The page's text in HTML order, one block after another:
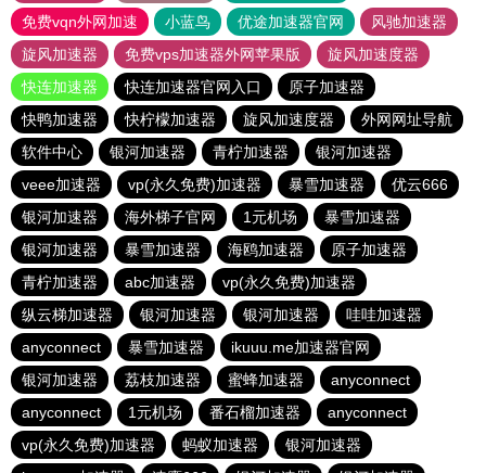
免费vqn外网加速
小蓝鸟 优途加速器官网
风驰加速器
旋风加速器
免费vps加速器外网苹果版
旋风加速度器
快连加速器
快连加速器官网入口
原子加速器
快鸭加速器
快柠檬加速器 旋风加速度器
外网网址导航
软件中心
银河加速器 青柠加速器
银河加速器
veee加速器
vp(永久免费)加速器 暴雪加速器
优云666
银河加速器
海外梯子官网 1元机场
暴雪加速器
银河加速器
暴雪加速器 海鸥加速器
原子加速器
青柠加速器
abc加速器
vp(永久免费)加速器
纵云梯加速器
银河加速器 银河加速器
哇哇加速器
anyconnect
暴雪加速器
ikuuu.me加速器官网
银河加速器
荔枝加速器 蜜蜂加速器
anyconnect
anyconnect
1元机场 番石榴加速器
anyconnect
vp(永久免费)加速器
蚂蚁加速器
银河加速器